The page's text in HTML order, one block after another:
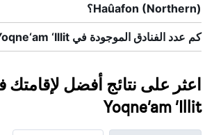
Haûafon (Northern)؟
كم عدد الفنادق الموجودة في Yoqne‘am ‘Illit؟
اعثر على نتائج أفضل لإقامتك
Yoqne‘am ‘Illit